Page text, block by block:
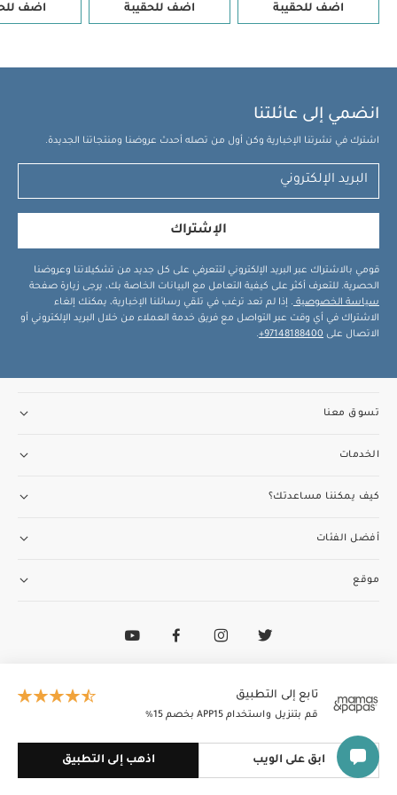
اضف للحقيبة اضف للحقيبة اضف
تابع إلى التطبيق
قم بتنزيل واستخدام APP15 بخصم 15٪
ابق على الويب اذهب إلى التطبيق
انضمي إلى عائلتنا
اشترك في نشرتنا الإخبارية وكن أول من تصله أحدث عروضنا ومنتجاتنا الجديدة.
الإشتراك
قومي بالاشتراك عبر البريد الإلكتروني لتتعرفي على كل جديد من تشكيلاتنا وعروضنا
الحصرية. للتعرف أكثر على كيفية التعامل مع البيانات الخاصة بك، يرجى زيارة صفحة
سياسة الخصوصية . إذا لم تعد ترغب في تلقي رسائلنا الإخبارية، يمكنك إلغاء
الاشتراك في أي وقت عبر التواصل مع فريق خدمة العملاء من خلال البريد الإلكتروني أو
الاتصال على 97148188400+
.
تسوق معنا
الخدمات
كيف يمكننا مساعدتك؟
أفضل الفئات
موقع
الطاير إنسغنيا (ذ.م.م) تدير وتمتلك ماماز وباباز
© 2026 الطاير إنسغنيا (ذ.م.م). جميع الحقوق محفوظة